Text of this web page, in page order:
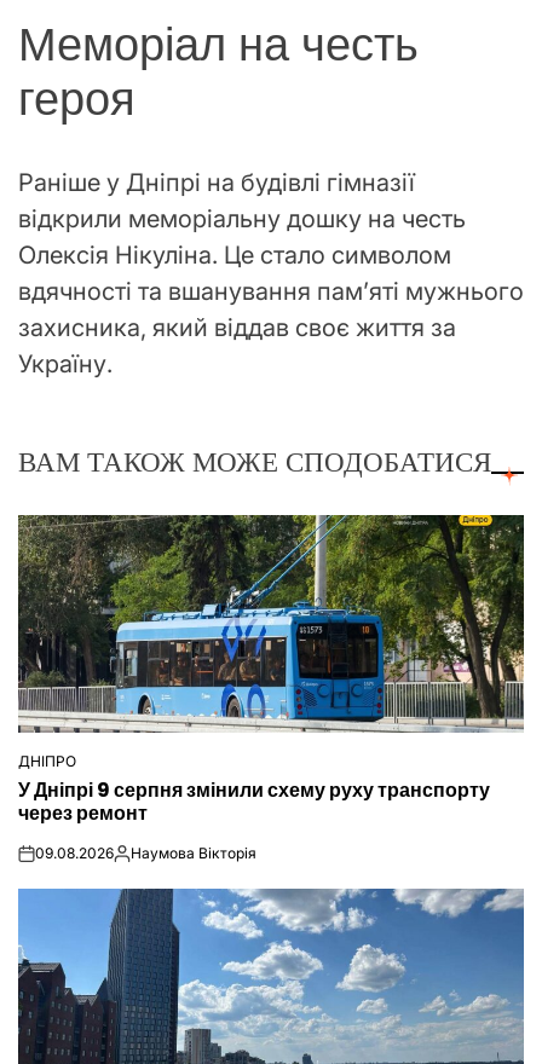
Меморіал на честь
героя
Раніше у Дніпрі на будівлі гімназії
відкрили меморіальну дошку на честь
Олексія Нікуліна. Це стало символом
вдячності та вшанування пам’яті мужнього
захисника, який віддав своє життя за
Україну.
ВАМ ТАКОЖ МОЖЕ СПОДОБАТИСЯ
ОПУБЛІКУВАТИ
У
ДНІПРО
У Дніпрі 9 серпня змінили схему руху транспорту
через ремонт
on09.08.2026Опубліковано
Наумова Вікторія